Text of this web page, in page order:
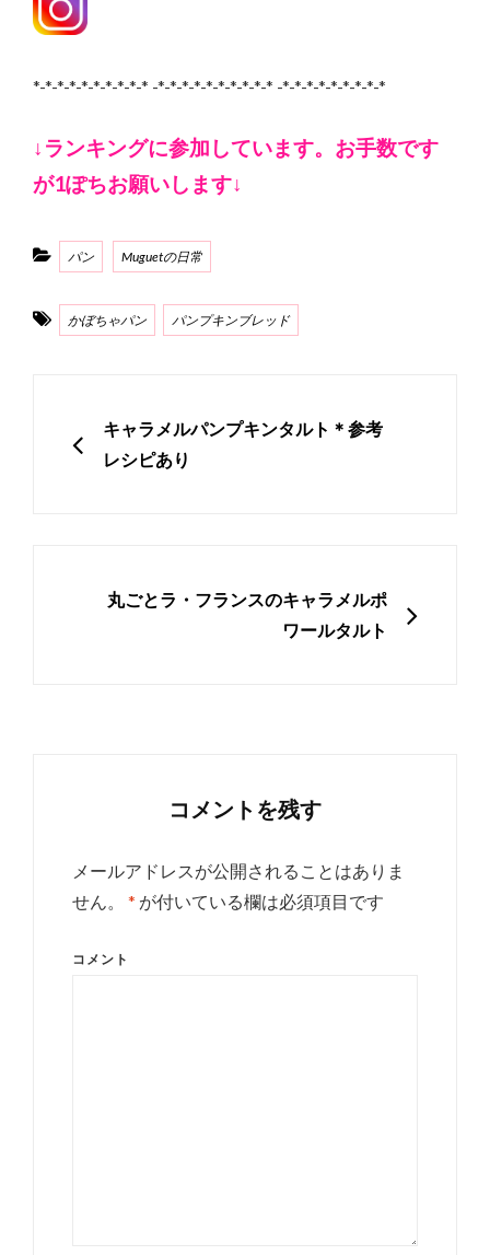
*-*-*-*-*-*-*-*-*-* -*-*-*-*-*-*-*-*-*-* -*-*-*-*-*-*-*-*-*
↓ランキングに参加しています。お手数です
が1ぽちお願いします↓
Categories
パン Muguetの日常
Tags
かぼちゃパン パンプキンブレッド
PREVIOUS
キャラメルパンプキンタルト＊参考
レシピあり
NEXT
丸ごとラ・フランスのキャラメルポ
ワールタルト
コメントを残す
メールアドレスが公開されることはありま
せん。
* が付いている欄は必須項目です
コメント